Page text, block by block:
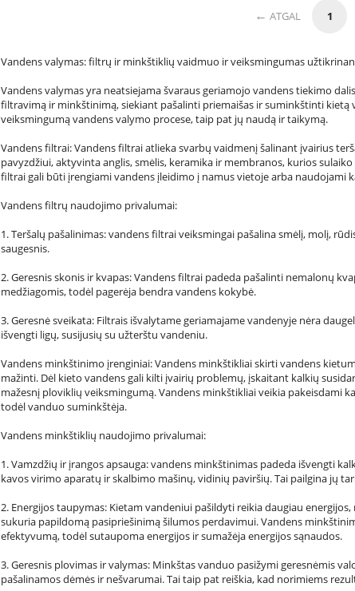
ATGAL 1
Vandens valymas: filtrų ir minkštiklių vaidmuo ir veiksmingumas
Vandens valymas yra neatsiejama švaraus geriamojo vandens tiekimo
filtravimą ir minkštinimą, siekiant pašalinti priemaišas ir suminkštinti
veiksmingumą vandens valymo procese, taip pat jų naudą ir taikymą.
Vandens filtrai: Vandens filtrai atlieka svarbų vaidmenį šalinant įvairius
pavyzdžiui, aktyvinta anglis, smėlis, keramika ir membranos, kurios
filtrai gali būti įrengiami vandens įleidimo į namus vietoje arba
Vandens filtrų naudojimo privalumai:
1. Teršalų pašalinimas: vandens filtrai veiksmingai pašalina smėlį, molį,
saugesnis.
2. Geresnis skonis ir kvapas: Vandens filtrai padeda pašalinti nemalonų
medžiagomis, todėl pagerėja bendra vandens kokybė.
3. Geresnė sveikata: Filtrais išvalytame geriamajame vandenyje nėra
išvengti ligų, susijusių su užterštu vandeniu.
Vandens minkštinimo įrenginiai: Vandens minkštikliai skirti vandens
mažinti. Dėl kieto vandens gali kilti įvairių problemų, įskaitant kalkių
mažesnį ploviklių veiksmingumą. Vandens minkštikliai veikia pakeisdami
todėl vanduo suminkštėja.
Vandens minkštiklių naudojimo privalumai:
1. Vamzdžių ir įrangos apsauga: vandens minkštinimas padeda išvengti
kavos virimo aparatų ir skalbimo mašinų, vidinių paviršių. Tai pailgina jų
2. Energijos taupymas: Kietam vandeniui pašildyti reikia daugiau
sukuria papildomą pasipriešinimą šilumos perdavimui. Vandens
efektyvumą, todėl sutaupoma energijos ir sumažėja energijos sąnaudos.
3. Geresnis plovimas ir valymas: Minkštas vanduo pasižymi geresnėmis
pašalinamos dėmės ir nešvarumai. Tai taip pat reiškia, kad norimiems